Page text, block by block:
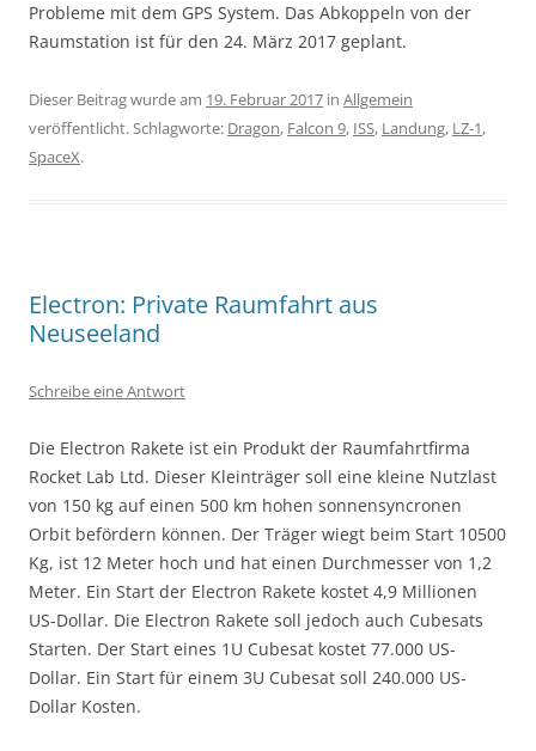
Probleme mit dem GPS System. Das Abkoppeln von der
Raumstation ist für den 24. März 2017 geplant.
Dieser Beitrag wurde am 19. Februar 2017 in Allgemein
veröffentlicht. Schlagworte: Dragon, Falcon 9, ISS, Landung, LZ-1,
SpaceX.
Electron: Private Raumfahrt aus
Neuseeland
Schreibe eine Antwort
Die Electron Rakete ist ein Produkt der Raumfahrtfirma
Rocket Lab Ltd. Dieser Kleinträger soll eine kleine Nutzlast
von 150 kg auf einen 500 km hohen sonnensyncronen
Orbit befördern können. Der Träger wiegt beim Start 10500
Kg, ist 12 Meter hoch und hat einen Durchmesser von 1,2
Meter. Ein Start der Electron Rakete kostet 4,9 Millionen
US-Dollar. Die Electron Rakete soll jedoch auch Cubesats
Starten. Der Start eines 1U Cubesat kostet 77.000 US-
Dollar. Ein Start für einem 3U Cubesat soll 240.000 US-
Dollar Kosten.